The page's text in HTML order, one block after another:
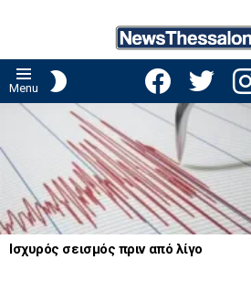
Menu
facebooktwitter
LATEST
STORIES
Ισχυρός σεισμός πριν από λίγο